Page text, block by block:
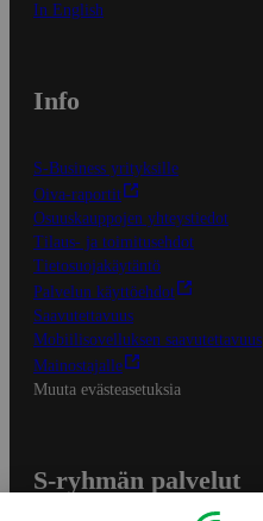
In English
Info
S-Business yrityksille
Oiva-raportit
Osuuskauppojen yhteystiedot
Tilaus- ja toimitusehdot
Tietosuojakäytäntö
Palvelun käyttöehdot
Saavutettavuus
Mobiilisovelluksen saavutettavuus
Mainostajalle
Muuta evästeasetuksia
S-ryhmän palvelut